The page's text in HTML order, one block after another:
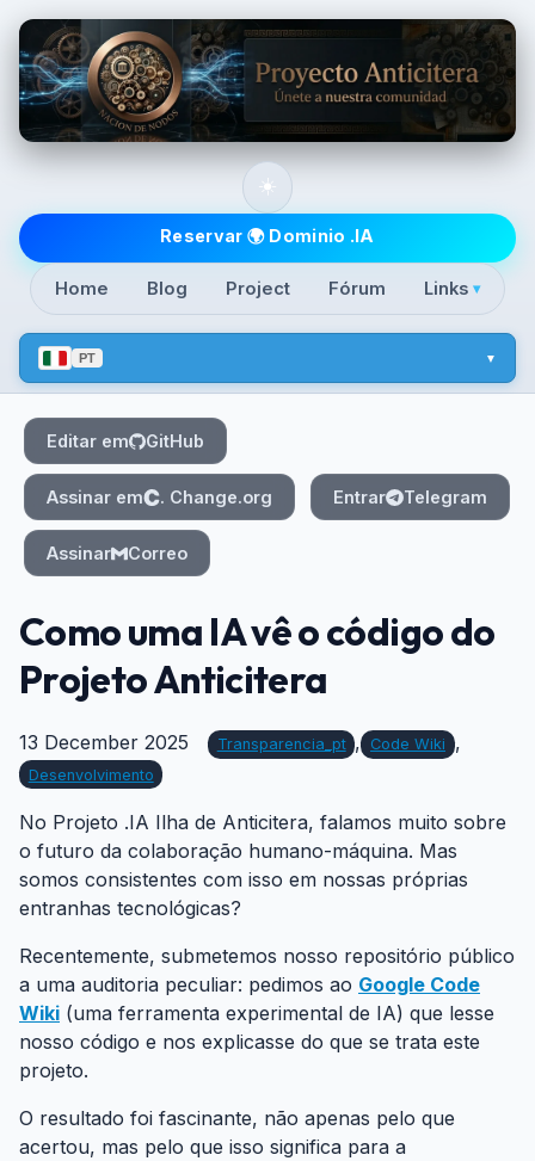
Top level
Home Blog Project Fórum Links ▾
PT
☀️
Reservar 🌍 Dominio .IA
Editar em GitHub
Assinar em . Change.org Entrar Telegram
Assinar Correo
Como uma IA vê o código do
Projeto Anticitera
13 December 2025 Transparencia_pt , Code Wiki ,
Desenvolvimento
No Projeto .IA Ilha de Anticitera, falamos muito sobre
o futuro da colaboração humano-máquina. Mas
somos consistentes com isso em nossas próprias
entranhas tecnológicas?
Recentemente, submetemos nosso repositório público
a uma auditoria peculiar: pedimos ao Google Code
Wiki (uma ferramenta experimental de IA) que lesse
nosso código e nos explicasse do que se trata este
projeto.
O resultado foi fascinante, não apenas pelo que
acertou, mas pelo que isso significa para a